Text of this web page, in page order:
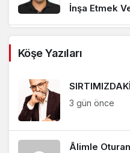
İnşa Etmek
"Katılaşmış
Bahar Ayhan
Köşe Yazıları
3 gün önce
Âlimle